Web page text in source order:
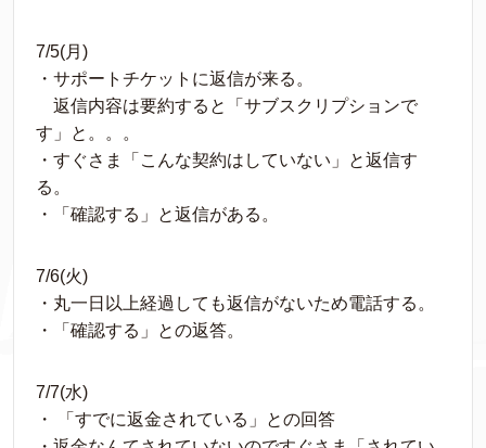
7/5(月)
・サポートチケットに返信が来る。
返信内容は要約すると「サブスクリプションで
す」と。。。
・すぐさま「こんな契約はしていない」と返信す
る。
・「確認する」と返信がある。
7/6(火)
・丸一日以上経過しても返信がないため電話する。
・「確認する」との返答。
7/7(水)
・ 「すでに返金されている」との回答